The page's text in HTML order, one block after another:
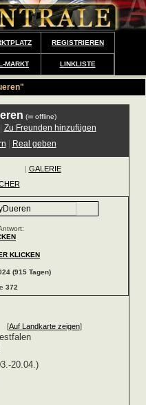
REGISTRIEREN
MARKT LINKLISTE
( offline)
Zu Freunden hinzufügen
Real geben
| GALERIE
KLICKEN
(915 Tagen)
372
[Auf Landkarte zeigen]
20.04.)